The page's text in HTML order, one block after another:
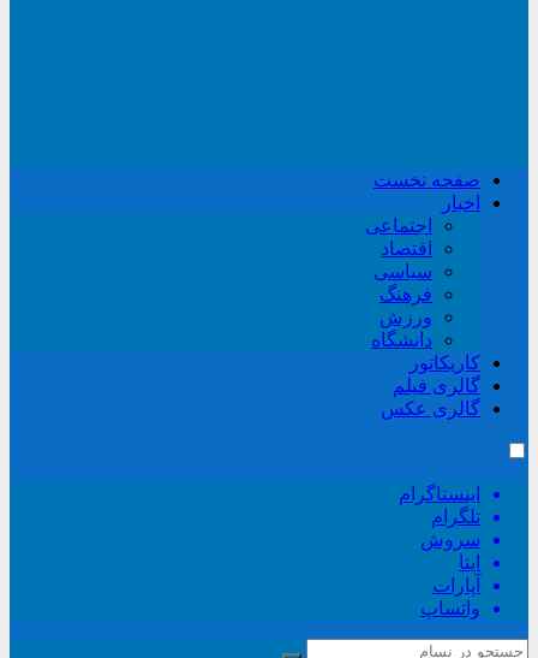
صفحه نخست
اخبار
اجتماعی
اقتصاد
سیاسی
فرهنگ
ورزش
دانشگاه
کاریکاتور
گالری فیلم
گالری عکس
اینستاگرام
تلگرام
سروش
ایتا
آپارات
واتساپ